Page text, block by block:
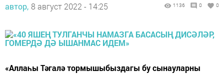
автор, 8 август 2022 - 14:25 1136 0 0
«Аллаһы Тәгалә тормышыбыздагы бу сынауларны